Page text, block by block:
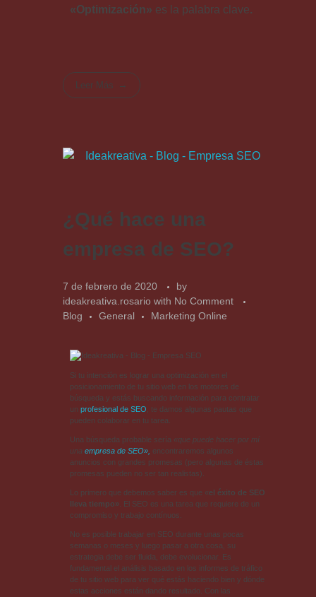
«Optimización» es la palabra clave.
Leer Más
¿Qué hace una
empresa de SEO?
7 de febrero de 2020
by
ideakreativa.rosario with No Comment
Blog
General Marketing Online
Si tu intención es lograr una optimización en el
posicionamiento de tu sitio web en los motores de
búsqueda y estás buscando información para contratar
un profesional de SEO , te damos algunas pautas que
pueden colaborar en tu tarea.
Una búsqueda probable sería «que puede hacer por mí
una empresa de SEO», encontraremos algunos
anuncios con grandes promesas (pero algunas de éstas
promesas pueden no ser tan realistas).
Lo primero que debemos saber es que « el éxito de SEO
lleva tiempo» . El SEO es una tarea que requiere de un
compromiso y trabajo contínuos.
No es posible trabajar en SEO durante unas pocas
semanas o meses y luego pasar a otra cosa, su
estrategia debe ser fluida, debe evolucionar. Es
fundamental el análisis basado en los informes de tráfico
de tu sitio web para ver qué estás haciendo bien y dónde
estas acciones están dando resultado. Con las